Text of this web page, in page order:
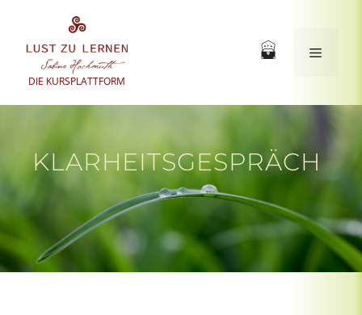
springen
DIE KURSPLATTFORM
Menü
KLARHEITSGESPRÄCH